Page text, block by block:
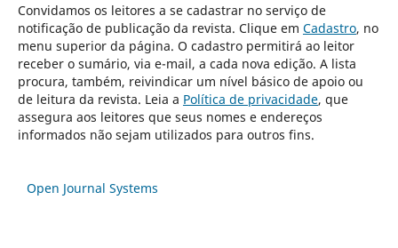
Convidamos os leitores a se cadastrar no serviço de
notificação de publicação da revista. Clique em Cadastro, no
menu superior da página. O cadastro permitirá ao leitor
receber o sumário, via e-mail, a cada nova edição. A lista
procura, também, reivindicar um nível básico de apoio ou
de leitura da revista. Leia a Política de privacidade, que
assegura aos leitores que seus nomes e endereços
informados não sejam utilizados para outros fins.
Open Journal Systems